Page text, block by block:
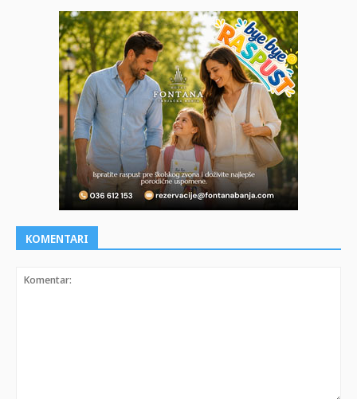
KOMENTARI